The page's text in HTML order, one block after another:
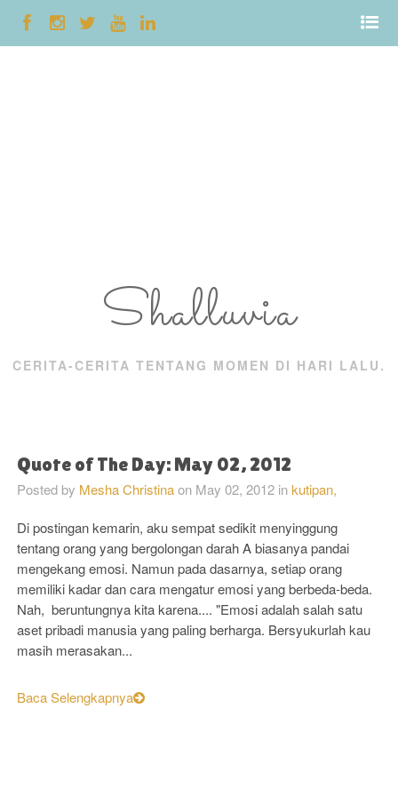
Shalluvia
CERITA-CERITA TENTANG MOMEN DI HARI LALU.
Quote of The Day: May 02, 2012
Posted by Mesha Christina on May 02, 2012 inkutipan,
Di postingan kemarin, aku sempat sedikit menyinggung
tentang orang yang bergolongan darah A biasanya pandai
mengekang emosi. Namun pada dasarnya, setiap orang
memiliki kadar dan cara mengatur emosi yang berbeda-beda.
Nah, beruntungnya kita karena.... "Emosi adalah salah satu
aset pribadi manusia yang paling berharga. Bersyukurlah kau
masih merasakan...
Baca Selengkapnya